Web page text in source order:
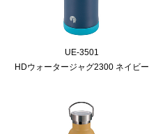
UE-3501
HDウォータージャグ2300 ネイビー